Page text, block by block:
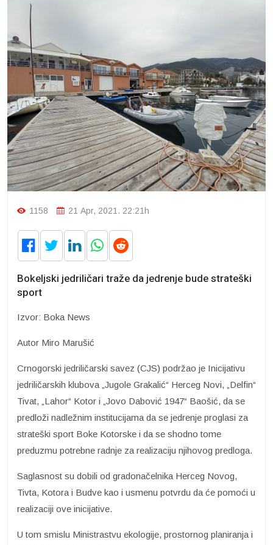
1158 21 Apr, 2021. 22:21h
Bokeljski jedriličari traže da jedrenje bude strateški
sport
Izvor: Boka News
Autor Miro Marušić
Crnogorski jedriličarski savez (CJS) podržao je Inicijativu
jedriličarskih klubova „Jugole Grakalić“ Herceg Novi, „Delfin“
Tivat, „Lahor“ Kotor i „Jovo Dabović 1947“ Baošić, da se
predloži nadležnim institucijama da se jedrenje proglasi za
strateški sport Boke Kotorske i da se shodno tome
preduzmu potrebne radnje za realizaciju njihovog predloga.
Saglasnost su dobili od gradonačelnika Herceg Novog,
Tivta, Kotora i Budve kao i usmenu potvrdu da će pomoći u
realizaciji ove inicijative.
U tom smislu Ministrastvu ekologije, prostornog planiranja i